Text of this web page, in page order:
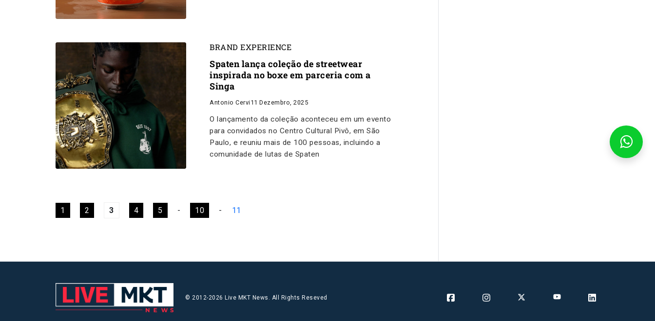
BRAND EXPERIENCE
Spaten lança coleção de streetwear
inspirada no boxe em parceria com a
Singa
Antonio Cervi 11 Dezembro, 2025
O lançamento da coleção aconteceu em um evento
para convidados no Centro Cultural Pivô, em São
Paulo, e reuniu mais de 100 pessoas, incluindo a
comunidade de lutas de Spaten
1 2 3 4 5 - 10 - 11
© 2012-2026 Live MKT News. All Rights Reseved